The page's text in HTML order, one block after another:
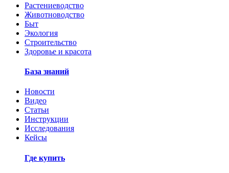
Растениеводство
Животноводство
Быт
Экология
Строительство
Здоровье и красота
База знаний
Новости
Видео
Статьи
Инструкции
Исследования
Кейсы
Где купить